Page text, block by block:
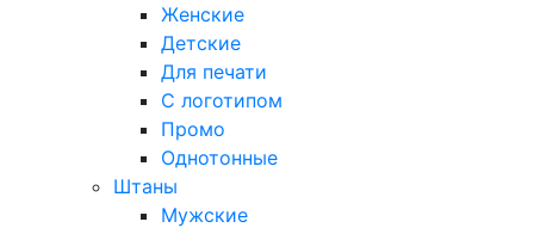
Женские
Детские
Для печати
С логотипом
Промо
Однотонные
Штаны
Мужские